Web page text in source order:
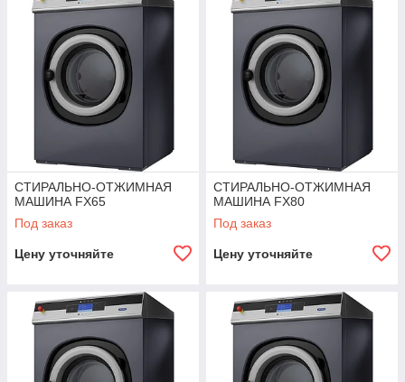
СТИРАЛЬНО-ОТЖИМНАЯ
МАШИНА FX65
Под заказ
Цену уточняйте
СТИРАЛЬНО-ОТЖИМНАЯ
МАШИНА FX80
Под заказ
Цену уточняйте